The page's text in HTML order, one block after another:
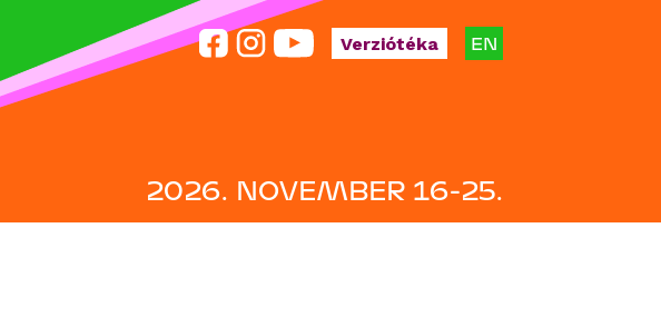
EN
2026. NOVEMBER 16-25.
Verziótéka